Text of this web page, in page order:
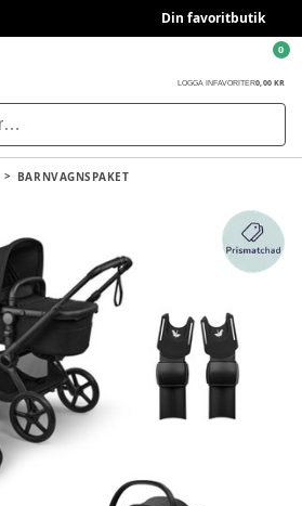
Din favoritbutik
LOGGA IN FAVORITER0,00 KR
0
BARNVAGNSPAKET